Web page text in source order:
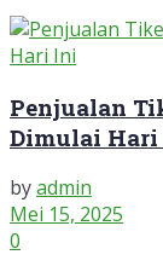
Penjualan
Dimulai
byadmin
Mei 15, 2025
0